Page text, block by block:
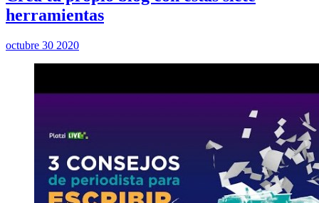
herramientas
octubre 30 2020